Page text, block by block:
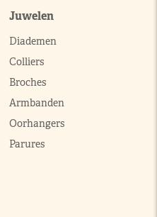
Juwelen
Diademen
Colliers
Broches
Armbanden
Oorhangers
Parures